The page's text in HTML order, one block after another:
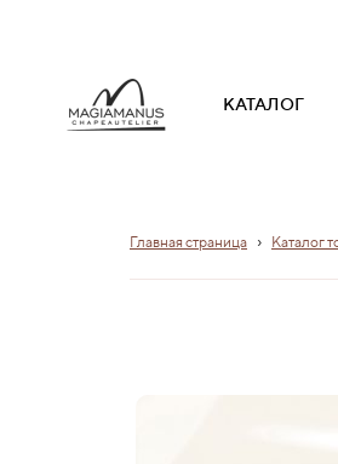
КАТАЛОГ
Главная страница › Каталог